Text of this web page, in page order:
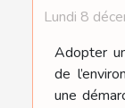
Lundi 8
Adopter
de
une